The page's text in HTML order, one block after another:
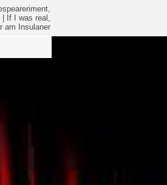
If I was real,
am Insulaner